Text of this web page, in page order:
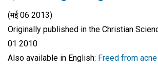
(मई 06 2013)
Originally published in the Christian
01 2010
Also available in English: Freed from